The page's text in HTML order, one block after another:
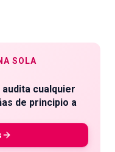
SOLA
cualquier
de principio a